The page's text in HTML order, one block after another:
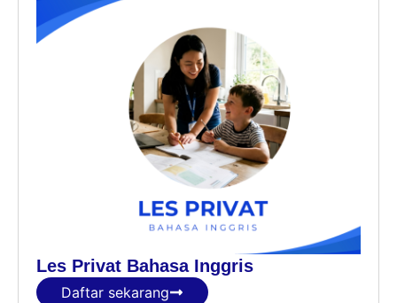
Les Privat Bahasa Inggris
Daftar sekarang